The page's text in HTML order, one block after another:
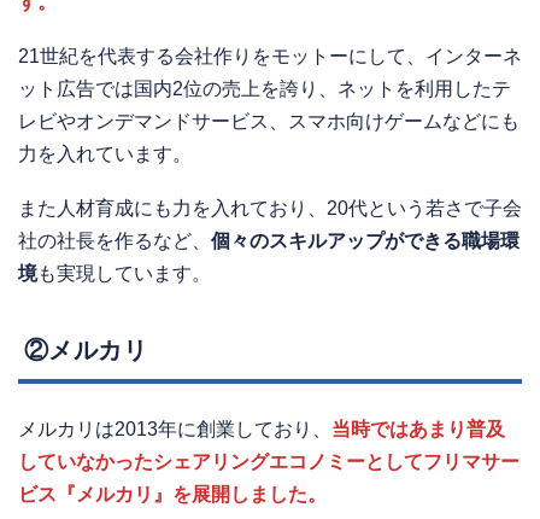
21世紀を代表する会社作りをモットーにして、インターネ
ット広告では国内2位の売上を誇り、ネットを利用したテ
レビやオンデマンドサービス、スマホ向けゲームなどにも
力を入れています。
また人材育成にも力を入れており、20代という若さで子会
社の社長を作るなど、 個々のスキルアップができる職場環
境も実現しています。
②メルカリ
メルカリは2013年に創業しており、 当時ではあまり普及
していなかったシェアリングエコノミーとしてフリマサー
ビス『メルカリ』を展開しました。